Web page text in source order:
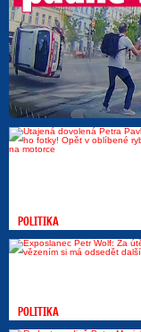
POLITIKA
POLITIKA